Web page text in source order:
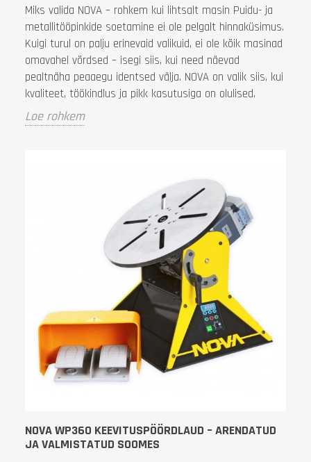
Miks valida NOVA – rohkem kui lihtsalt masin Puidu- ja
metallitööpinkide soetamine ei ole pelgalt hinnaküsimus.
Kuigi turul on palju erinevaid valikuid, ei ole kõik masinad
omavahel võrdsed – isegi siis, kui need näevad
pealtnäha peaaegu identsed välja. NOVA on valik siis, kui
kvaliteet, töökindlus ja pikk kasutusiga on olulised.
Loe rohkem
NOVA WP360 KEEVITUSPÖÖRDLAUD – ARENDATUD
JA VALMISTATUD SOOMES